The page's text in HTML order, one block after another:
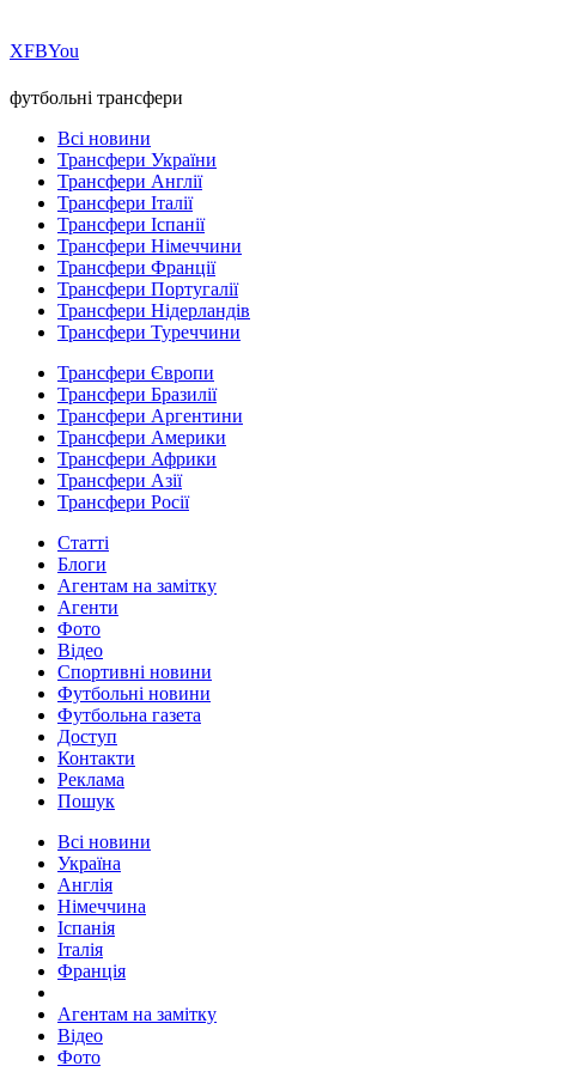
ХFBYou
футбольні трансфери
Всі новини
Трансфери України
Трансфери Англії
Трансфери Італії
Трансфери Іспанії
Трансфери Німеччини
Трансфери Франції
Трансфери Португалії
Трансфери Нідерландів
Трансфери Туреччини
Трансфери Європи
Трансфери Бразилії
Трансфери Аргентини
Трансфери Америки
Трансфери Африки
Трансфери Азії
Трансфери Росії
Статті
Блоги
Агентам на замітку
Агенти
Фото
Відео
Спортивні новини
Футбольні новини
Футбольна газета
Доступ
Контакти
Реклама
Пошук
Всі новини
Україна
Англія
Німеччина
Іспанія
Італія
Франція
Агентам на замітку
Відео
Фото